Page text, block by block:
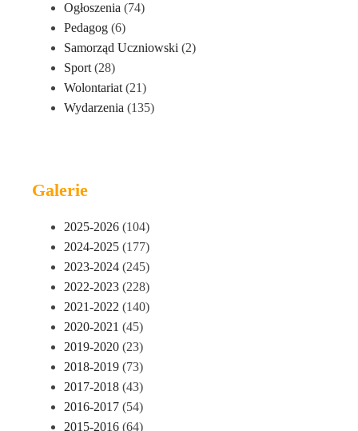
Ogłoszenia (74)
Pedagog (6)
Samorząd Uczniowski (2)
Sport (28)
Wolontariat (21)
Wydarzenia (135)
Galerie
2025-2026 (104)
2024-2025 (177)
2023-2024 (245)
2022-2023 (228)
2021-2022 (140)
2020-2021 (45)
2019-2020 (23)
2018-2019 (73)
2017-2018 (43)
2016-2017 (54)
2015-2016 (64)